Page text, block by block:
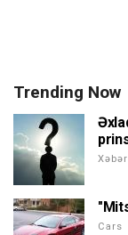
Trending Now
Cars